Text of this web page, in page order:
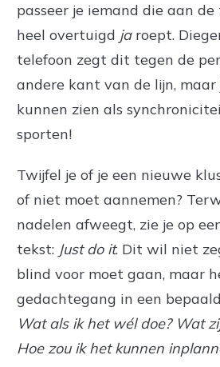
passeer je iemand die aan
heel overtuigd jaroept.
telefoon zegt dit tegen de
andere kant van de lijn, maar
kunnen zien als
sporten!
Twijfel je of je een nieuwe
of niet moet aannemen?
nadelen afweegt, zie je op
tekst: Just do it. Dit wil niet
blind voor moet gaan, maar
gedachtegang in een
Wat als ik het wél doe? Wat
Hoe zou ik het kunnen